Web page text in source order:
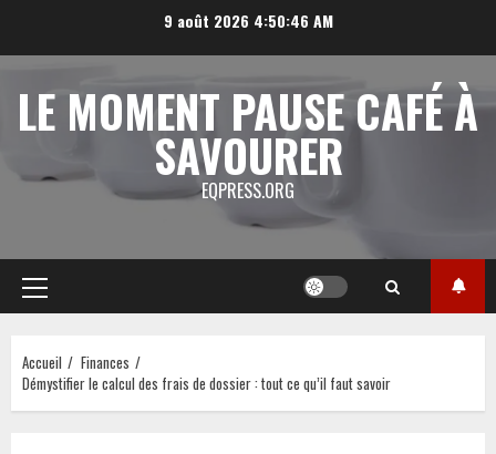
9 août 2026 4:50:47 AM
LE MOMENT PAUSE CAFÉ À
SAVOURER
EQPRESS.ORG
Menu
principal
Accueil
Finances
Démystifier le calcul des frais de dossier : tout ce qu’il faut savoir